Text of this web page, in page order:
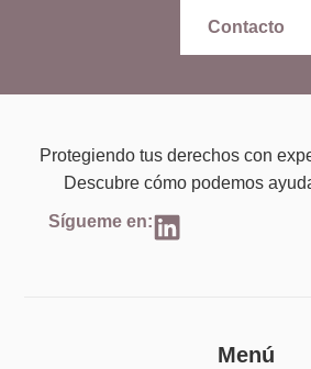
Contacto
Protegiendo tus derechos con
Descubre cómo podemos
Sígueme en:
Menú